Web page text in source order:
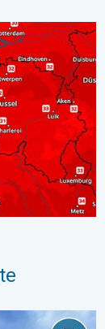
. . donderdag
uploader. . .